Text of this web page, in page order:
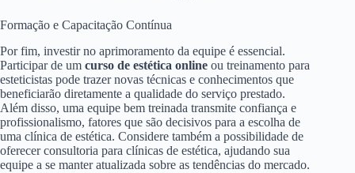
Formação e Capacitação Contínua
Por fim, investir no aprimoramento da equipe é essencial.
Participar de um curso de estética online ou treinamento para
esteticistas pode trazer novas técnicas e conhecimentos que
beneficiarão diretamente a qualidade do serviço prestado.
Além disso, uma equipe bem treinada transmite confiança e
profissionalismo, fatores que são decisivos para a escolha de
uma clínica de estética. Considere também a possibilidade de
oferecer consultoria para clínicas de estética, ajudando sua
equipe a se manter atualizada sobre as tendências do mercado.